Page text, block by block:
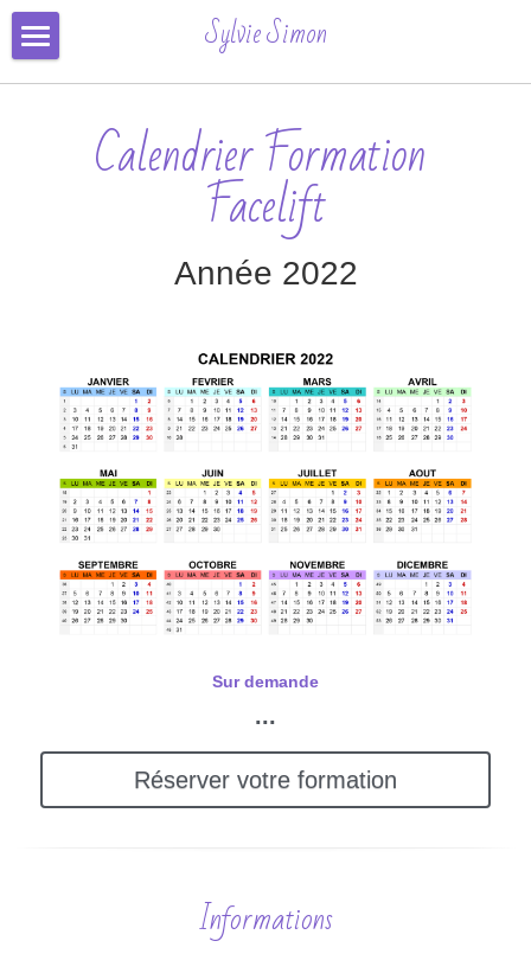
Sylvie Simon
Formation & Inscription
Séances
Inscription Ligne
Connexion/S'inscrire
Rechercher
Calendrier Formation
Facelift
Année 2022
Sur demande
...
Réserver votre formation
Informations
CATÉGORIES DE BLOG
Automne